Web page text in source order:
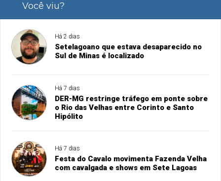
Você viu?
Há 2 dias
Setelagoano que estava desaparecido no
Sul de Minas é localizado
Há 7 dias
DER-MG restringe tráfego em ponte sobre
o Rio das Velhas entre Corinto e Santo
Hipólito
Há 7 dias
Festa do Cavalo movimenta Fazenda Velha
com cavalgada e shows em Sete Lagoas